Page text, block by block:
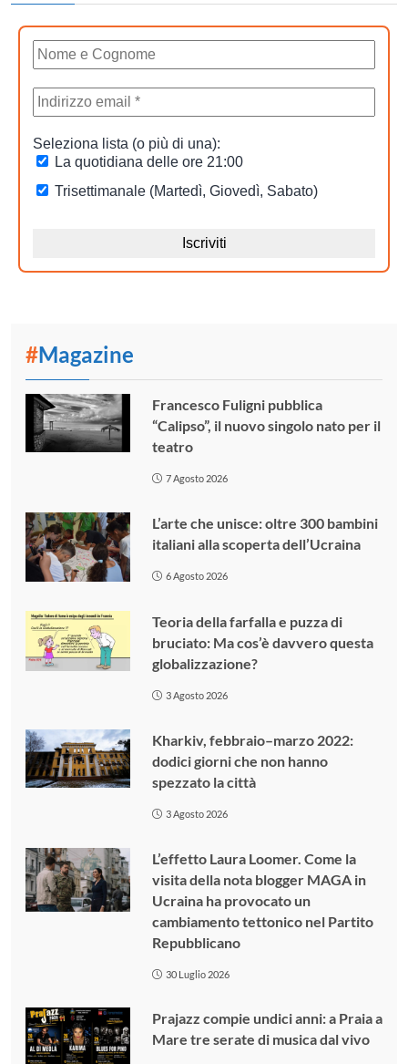
#Magazine
Francesco Fuligni pubblica
“Calipso”, il nuovo singolo nato per il
teatro
7 Agosto 2026
L’arte che unisce: oltre 300 bambini
italiani alla scoperta dell’Ucraina
6 Agosto 2026
Teoria della farfalla e puzza di
bruciato: Ma cos’è davvero questa
globalizzazione?
3 Agosto 2026
Kharkiv, febbraio–marzo 2022:
dodici giorni che non hanno
spezzato la città
3 Agosto 2026
L’effetto Laura Loomer. Come la
visita della nota blogger MAGA in
Ucraina ha provocato un
cambiamento tettonico nel Partito
Repubblicano
30 Luglio 2026
Prajazz compie undici anni: a Praia a
Mare tre serate di musica dal vivo